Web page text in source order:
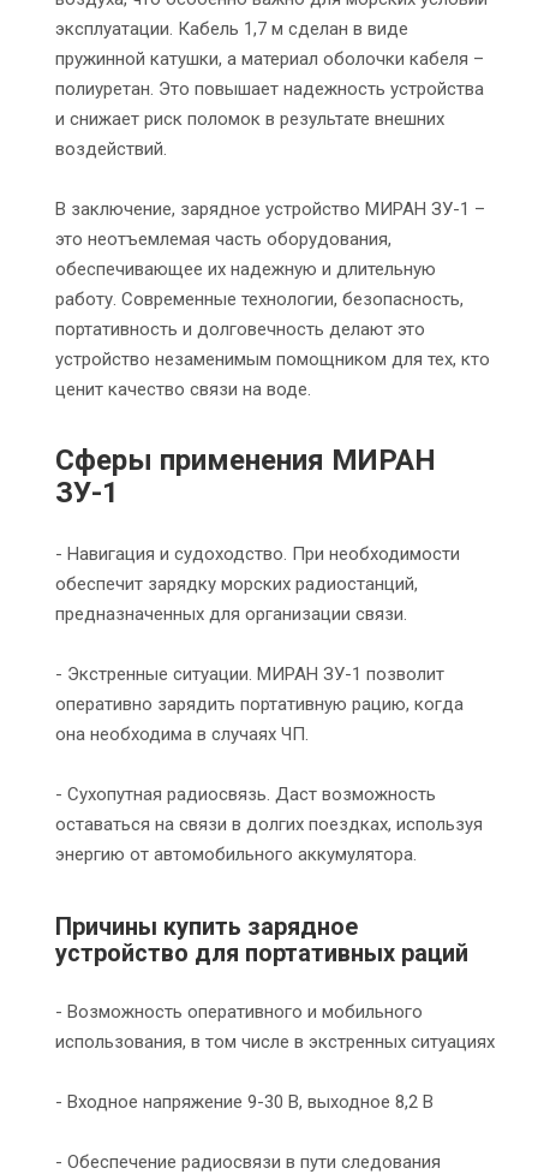
эксплуатации. Кабель 1,7 м сделан в виде
пружинной катушки, а материал оболочки кабеля –
полиуретан. Это повышает надежность устройства
и снижает риск поломок в результате внешних
воздействий.
В заключение, зарядное устройство МИРАН ЗУ-1 –
это неотъемлемая часть оборудования,
обеспечивающее их надежную и длительную
работу. Современные технологии, безопасность,
портативность и долговечность делают это
устройство незаменимым помощником для тех, кто
ценит качество связи на воде.
Сферы применения МИРАН
ЗУ-1
- Навигация и судоходство. При необходимости
обеспечит зарядку морских радиостанций,
предназначенных для организации связи.
- Экстренные ситуации. МИРАН ЗУ-1 позволит
оперативно зарядить портативную рацию, когда
она необходима в случаях ЧП.
- Сухопутная радиосвязь. Даст возможность
оставаться на связи в долгих поездках, используя
энергию от автомобильного аккумулятора.
Причины купить зарядное
устройство для портативных раций
- Возможность оперативного и мобильного
использования, в том числе в экстренных ситуациях
- Входное напряжение 9-30 В, выходное 8,2 В
- Обеспечение радиосвязи в пути следования